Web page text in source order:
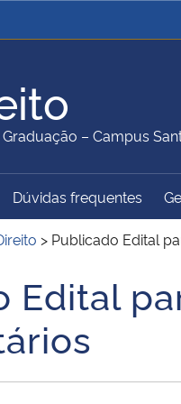
Ministério da Justiça e
Ministério da Educação
Ministério do Turismo
Gabinete de Segurança
Institucional
– Campus
do Sítio
Dúvidas frequentes
> Publicado Edital
Edital